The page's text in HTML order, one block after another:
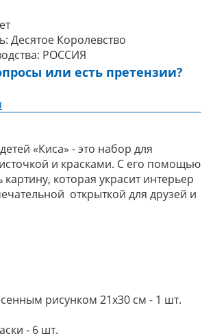
Десятое Королевство
РОССИЯ
или есть претензии?
«Киса» - это набор для
и красками. С его помощью
которая украсит интерьер
открыткой для друзей и
рисунком 21х30 см - 1 шт.
- 6 шт.